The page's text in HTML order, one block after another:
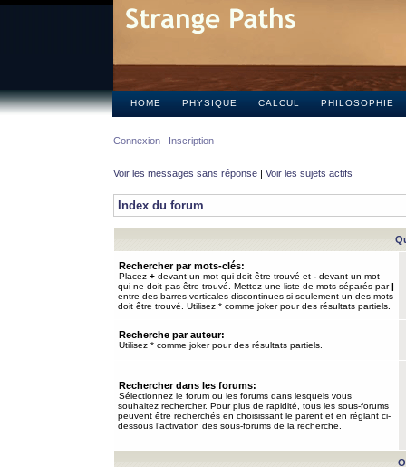
HOME PHYSIQUE CALCUL PHILOSOPHIE
Connexion Inscription
Voir les messages sans réponse | Voir les sujets actifs
Index du forum
Rechercher par mots-clés:
Placez + devant un mot qui doit être trouvé et - devant un mot
qui ne doit pas être trouvé. Mettez une liste de mots séparés par|
entre des barres verticales discontinues si seulement un des mots
doit être trouvé. Utilisez * comme joker pour des résultats partiels.
Recherche par auteur:
Utilisez * comme joker pour des résultats partiels.
Rechercher dans les forums:
Sélectionnez le forum ou les forums dans lesquels vous
souhaitez rechercher. Pour plus de rapidité, tous les sous-forums
peuvent être recherchés en choisissant le parent et en réglant ci-
dessous l’activation des sous-forums de la recherche.